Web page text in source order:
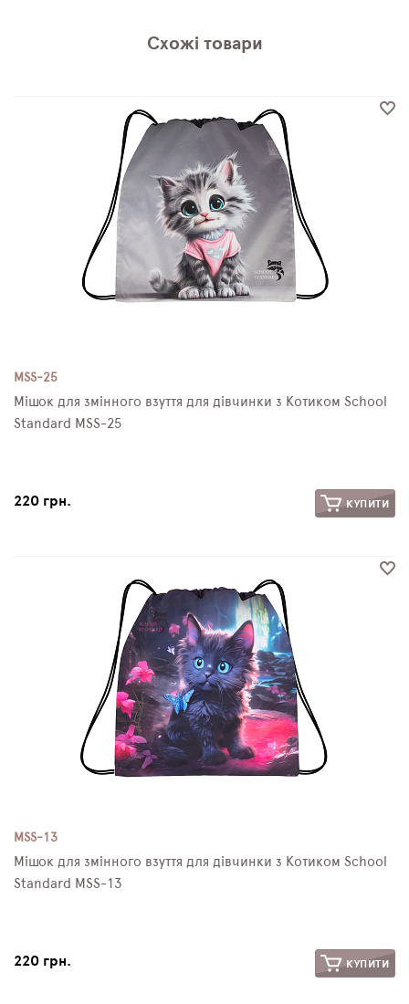
Схожі товари
MSS-25
Мішок для змінного взуття для дівчинки з Котиком School
Standard MSS-25
220 грн. КУПИТИ
MSS-13
Мішок для змінного взуття для дівчинки з Котиком School
Standard MSS-13
220 грн. КУПИТИ